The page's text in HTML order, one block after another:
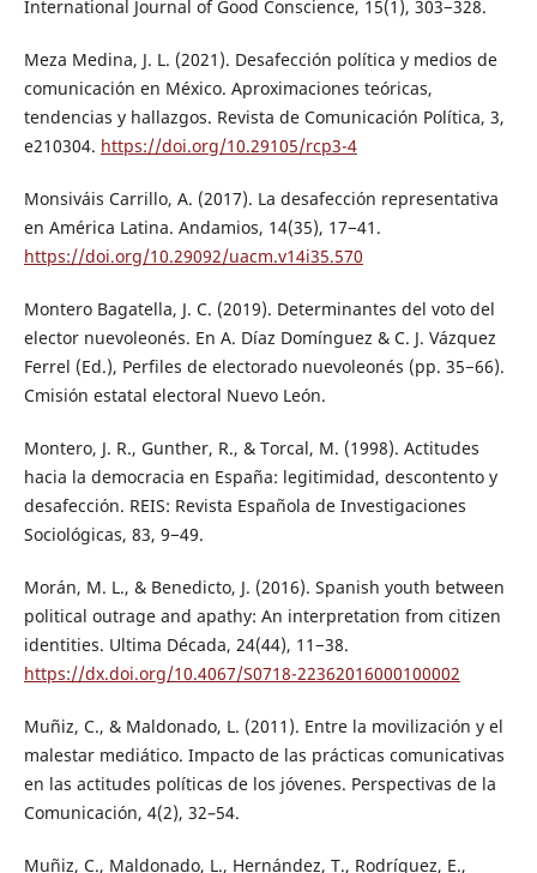
International Journal of Good Conscience, 15(1), 303−328.
Meza Medina, J. L. (2021). Desafección política y medios de
comunicación en México. Aproximaciones teóricas,
tendencias y hallazgos. Revista de Comunicación Política, 3,
e210304. https://doi.org/10.29105/rcp3-4
Monsiváis Carrillo, A. (2017). La desafección representativa
en América Latina. Andamios, 14(35), 17−41.
https://doi.org/10.29092/uacm.v14i35.570
Montero Bagatella, J. C. (2019). Determinantes del voto del
elector nuevoleonés. En A. Díaz Domínguez & C. J. Vázquez
Ferrel (Ed.), Perfiles de electorado nuevoleonés (pp. 35−66).
Cmisión estatal electoral Nuevo León.
Montero, J. R., Gunther, R., & Torcal, M. (1998). Actitudes
hacia la democracia en España: legitimidad, descontento y
desafección. REIS: Revista Española de Investigaciones
Sociológicas, 83, 9−49.
Morán, M. L., & Benedicto, J. (2016). Spanish youth between
political outrage and apathy: An interpretation from citizen
identities. Ultima Década, 24(44), 11−38.
https://dx.doi.org/10.4067/S0718-22362016000100002
Muñiz, C., & Maldonado, L. (2011). Entre la movilización y el
malestar mediático. Impacto de las prácticas comunicativas
en las actitudes políticas de los jóvenes. Perspectivas de la
Comunicación, 4(2), 32–54.
Muñiz, C., Maldonado, L., Hernández, T., Rodríguez, E.,